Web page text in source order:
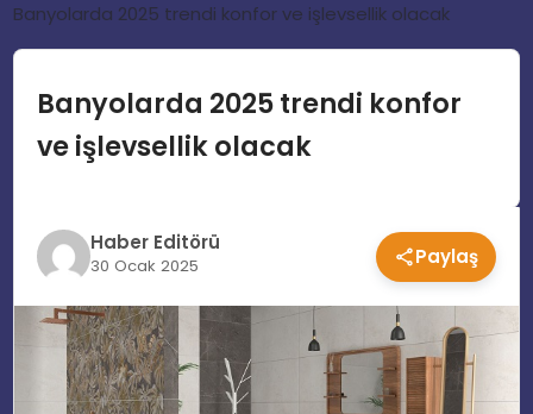
GÜNDEM
EKONOMI
TEKNOLOJI
EĞITIM
MAGAZIN
Banyolarda 2025 trendi konfor ve işlevsellik olacak
Banyolarda 2025 trendi konfor
ve işlevsellik olacak
Haber Editörü
30 Ocak 2025 Paylaş